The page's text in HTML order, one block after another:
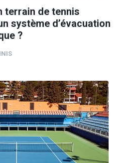
terrain de tennis
système d’évacuation
?